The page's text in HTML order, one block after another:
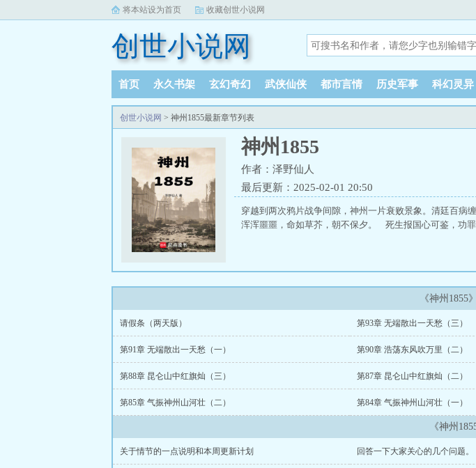
将本站设为首页 收藏创世小说网
创世小说网
首页 永久书架 玄幻奇幻 武侠仙侠 都市言情 历史军事 科幻灵异
创世小说网 > 神州1855最新章节列表
神州1855
作者：泽野仙人
最后更新：2025-02-01 20:50
穿越到两次鸦片战争间隙，神州一片衰败景象。清廷百
浑浑噩噩，命如草芥，朝不保夕。 死生报国心可鉴，功
《神州1855
请假条（两天版） 第93章 无端散出一天愁（三）
第91章 无端散出一天愁（一） 第90章 浩荡东风吹万里（二）
第88章 昆仑山中红旗灿（三） 第87章 昆仑山中红旗灿（二）
第85章 气振神州山河壮（二） 第84章 气振神州山河壮（一）
《神州
关于情节的一点说明和本周更新计划 回答一下大家关心的几个问题。